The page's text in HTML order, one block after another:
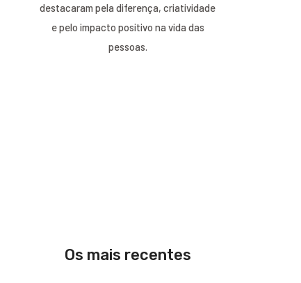
destacaram pela diferença, criatividade
e pelo impacto positivo na vida das
pessoas.
Os mais recentes